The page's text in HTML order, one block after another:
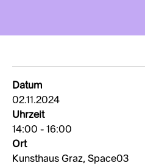
Datum
02.11.2024
Uhrzeit
14:00 - 16:00
Ort
Kunsthaus Graz, Space03